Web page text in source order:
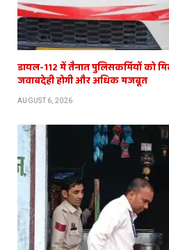
डायल-112 में तैनात पुलिसकर्मियों को
जवाबदेही होगी और अधिक मजबूत
AUGUST 6, 2026